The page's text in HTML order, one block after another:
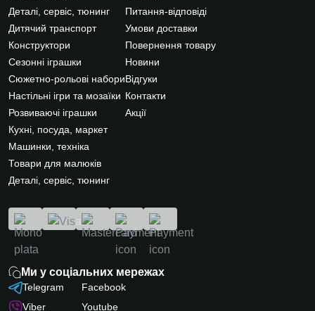
Деталі, сервіс, тюнинг
Дитячий транспорт
Конструктори
Сезонні іграшки
Сюжетно-рольові набори
Настільні ігри та мозаїки
Розвиваючі іграшки
Кухні, посуда, маркет
Машинки, техніка
Товари для малюків
Деталі, сервіс, тюнинг
Питання-відповіді
Умови доставки
Повернення товару
Новини
Відгуки
Контакти
Акції
Ми у соціальних мережах
Telegram
Viber
Facebook
Youtube